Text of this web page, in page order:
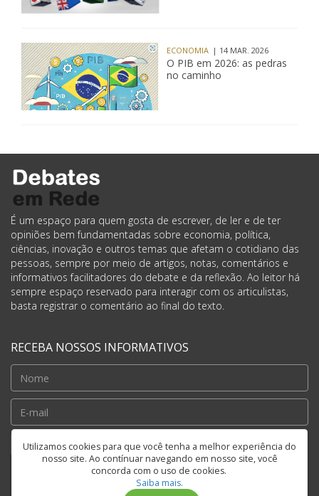
ECONOMIA | 14 MAR. 2026
O PIB em 2026: as pedras
no caminho
Utilizamos cookies para que você tenha a melhor experiência do
nosso site. Ao contínuar navegando em nosso site, você
concorda com o uso de cookies.
Saiba mais.
É um espaço para quem gosta de escrever, de ler e de ter
opiniões bem fundamentadas sobre economia, política,
ciências, inovação e outros temas que afetam o cotidiano das
pessoas, sempre por meio de artigos, notas, comentários e
informativos facilitadores do debate e da reflexão. Ao leitor há
sempre espaço reservado para interagir com os articulistas,
basta registrar o comentário ao final do texto.
RECEBA NOSSOS INFORMATIVOS
Cadastrar